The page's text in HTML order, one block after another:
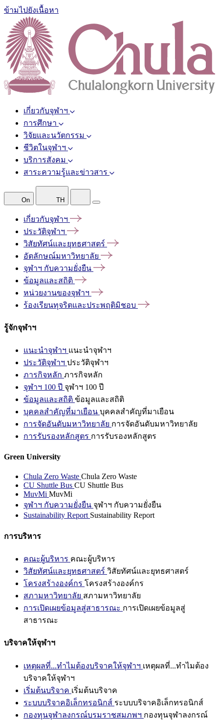
ข้ามไปยังเนื้อหา
เกี่ยวกับจุฬาฯ
การศึกษา
วิจัยและนวัตกรรม
ชีวิตในจุฬาฯ
บริการสังคม
สาระความรู้และข่าวสาร
On TH
เกี่ยวกับจุฬาฯ
ประวัติจุฬาฯ
วิสัยทัศน์และยุทธศาสตร์
อัตลักษณ์มหาวิทยาลัย
จุฬาฯ กับความยั่งยืน
ข้อมูลและสถิติ
หน่วยงานของจุฬาฯ
ร้องเรียนทุจริตและประพฤติมิชอบ
รู้จักจุฬาฯ
แนะนำจุฬาฯ แนะนำจุฬาฯ
ประวัติจุฬาฯ ประวัติจุฬาฯ
ภารกิจหลัก ภารกิจหลัก
จุฬาฯ 100 ปี จุฬาฯ 100 ปี
ข้อมูลและสถิติ ข้อมูลและสถิติ
บุคคลสำคัญที่มาเยือน บุคคลสำคัญที่มาเยือน
การจัดอันดับมหาวิทยาลัย การจัดอันดับมหาวิทยาลัย
การรับรองหลักสูตร การรับรองหลักสูตร
Green University
Chula Zero Waste Chula Zero Waste
CU Shuttle Bus CU Shuttle Bus
MuvMi MuvMi
จุฬาฯ กับความยั่งยืน จุฬาฯ กับความยั่งยืน
Sustainability Report Sustainability Report
การบริหาร
คณะผู้บริหาร คณะผู้บริหาร
วิสัยทัศน์และยุทธศาสตร์ วิสัยทัศน์และยุทธศาสตร์
โครงสร้างองค์กร โครงสร้างองค์กร
สภามหาวิทยาลัย สภามหาวิทยาลัย
การเปิดเผยข้อมูลสู่สาธารณะ การเปิดเผยข้อมูลสู่
สาธารณะ
บริจาคให้จุฬาฯ
เหตุผลที่...ทำไมต้องบริจาคให้จุฬาฯ เหตุผลที่...ทำไมต้อง
บริจาคให้จุฬาฯ
เริ่มต้นบริจาค เริ่มต้นบริจาค
ระบบบริจาคอิเล็กทรอนิกส์ ระบบบริจาคอิเล็กทรอนิกส์
กองทุนจุฬาลงกรณ์บรมราชสมภพฯ กองทุนจุฬาลงกรณ์